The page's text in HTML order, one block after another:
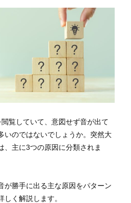
覧していて、意図せず音が出て
いのではないでしょうか。突然大
、主に3つの原因に分類されま
が勝手に出る主な原因をパターン
しく解説します。